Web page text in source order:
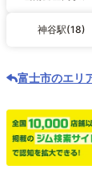
神谷駅(18)
富士市のエリ